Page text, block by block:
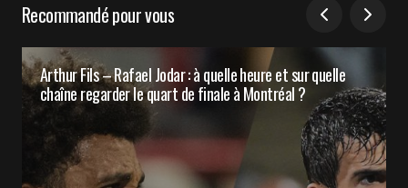
Recommandé pour vous
Arthur Fils – Rafael Jodar : à quelle heure et sur quelle
chaîne regarder le quart de finale à Montréal ?